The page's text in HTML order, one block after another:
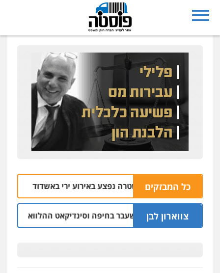
כל המבזקים
מוכר למשטרה נפצע באירוע ירי באשדוד 07.08 | 10:32
צווארון לבן
יו"ר ש"ס לשעבר בחיפה וסינדיקאט ההלוואות של משפחת